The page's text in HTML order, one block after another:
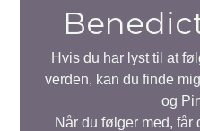
Hvis du har lyst til at
verden, kan du finde
og
Når du følger med, får